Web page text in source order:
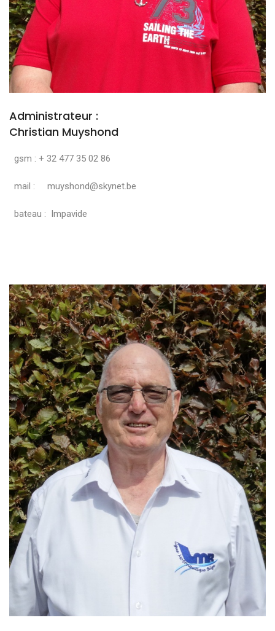
Administrateur :
Christian Muyshond
gsm : + 32 477 35 02 86
mail : muyshond@skynet.be
bateau : Impavide